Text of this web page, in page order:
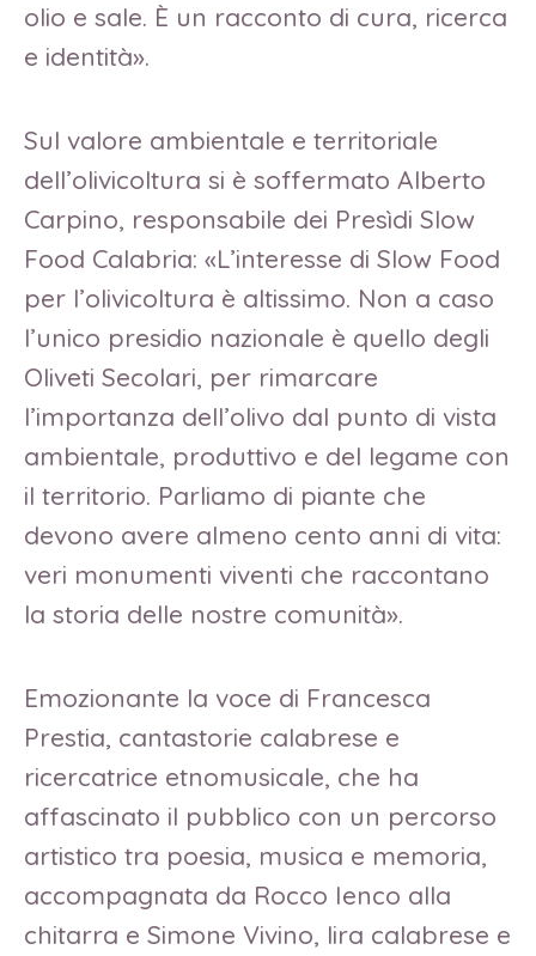
olio e sale. È un racconto di cura, ricerca
e identità».
Sul valore ambientale e territoriale
dell’olivicoltura si è soffermato Alberto
Carpino, responsabile dei Presìdi Slow
Food Calabria: «L’interesse di Slow Food
per l’olivicoltura è altissimo. Non a caso
l’unico presidio nazionale è quello degli
Oliveti Secolari, per rimarcare
l’importanza dell’olivo dal punto di vista
ambientale, produttivo e del legame con
il territorio. Parliamo di piante che
devono avere almeno cento anni di vita:
veri monumenti viventi che raccontano
la storia delle nostre comunità».
Emozionante la voce di Francesca
Prestia, cantastorie calabrese e
ricercatrice etnomusicale, che ha
affascinato il pubblico con un percorso
artistico tra poesia, musica e memoria,
accompagnata da Rocco Ienco alla
chitarra e Simone Vivino, lira calabrese e